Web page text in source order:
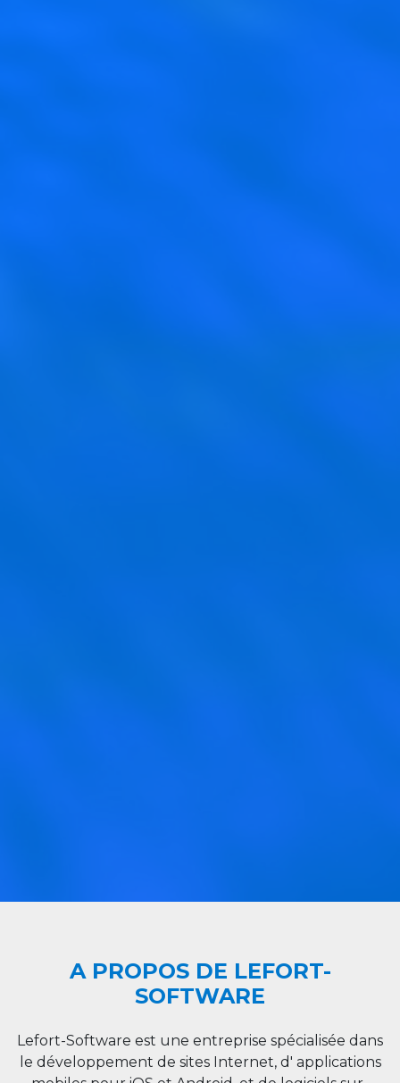
A PROPOS DE LEFORT-
SOFTWARE
Lefort-Software est une entreprise spécialisée dans
le développement de sites Internet, d' applications